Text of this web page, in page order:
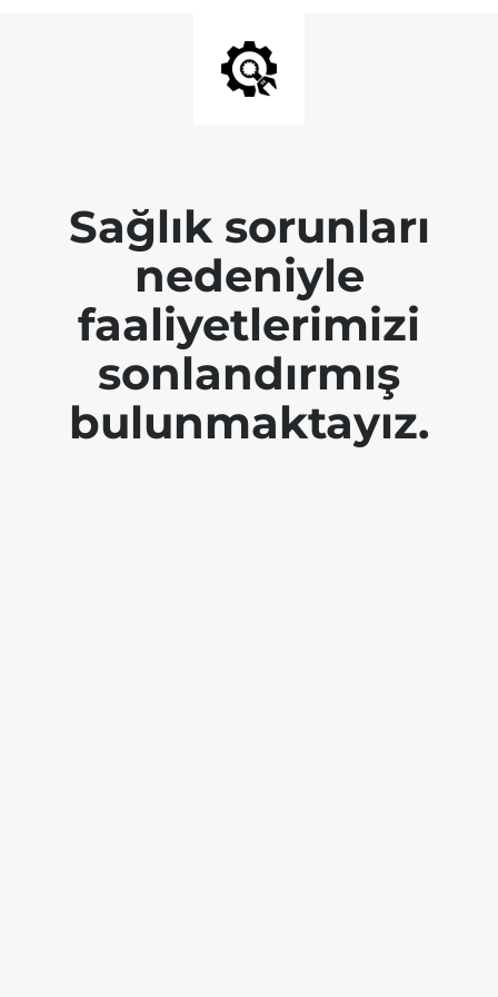
Sağlık sorunları
nedeniyle
faaliyetlerimizi
sonlandırmış
bulunmaktayız.